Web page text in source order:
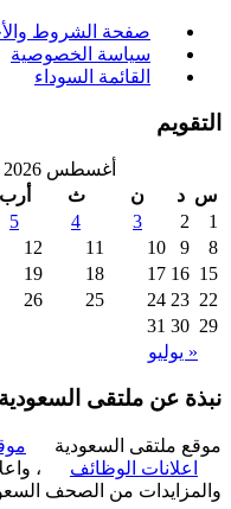
صفحة الشروط والأحكام
سياسة الخصوصية
القائمة السوداء
أغسطس 2026
د
ن
10
16
17
23
24
30
31
يوليو
عن ملتقى السعودية:
ملتقى السعودية موقع
الوظائف
،
من الصحف